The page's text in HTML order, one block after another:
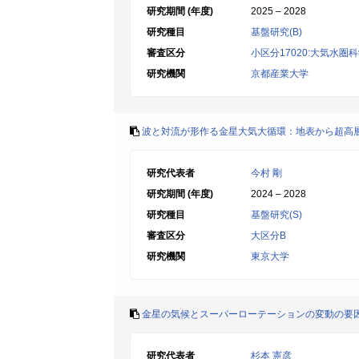
研究期間 (年度)
2025 – 2028
研究種目
基盤研究(B)
審査区分
小区分17020:大気水圏
研究機関
京都産業大学
波と対流が形作る金星大気大循環：地表から超高
研究代表者
今村 剛
研究期間 (年度)
2024 – 2028
研究種目
基盤研究(S)
審査区分
大区分B
研究機関
東京大学
金星の気候とスーパーローテーションの変動の要
研究代表者
杉本 憲彦